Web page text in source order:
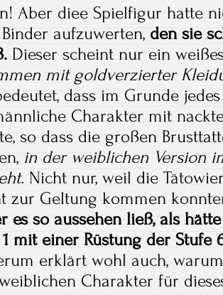
Aber diee Spielfigur hatte
aufzuwerten, den sie
Dieser scheint nur ein
mit goldverzierter
dass im Grunde
Charakter mit
so dass die großen
in der weiblichen Version
Nicht nur, weil die
zur Geltung kommen
es so aussehen ließ, als
1 mit einer Rüstung der Stufe
erklärt wohl auch,
Charakter für